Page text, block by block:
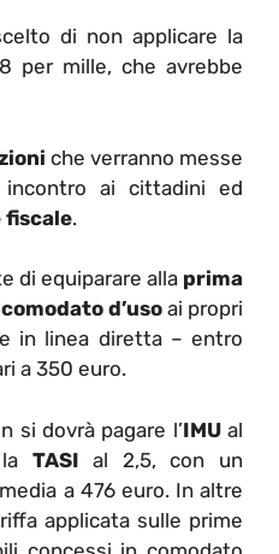
di non applicare la
per mille, che avrebbe
che verranno messe
ai cittadini ed
fiscale.
di equiparare alla prima
comodato d’uso ai propri
in linea diretta – entro
a 350 euro.
si dovrà pagare l’IMUal
TASI al 2,5, con un
a 476 euro. In altre
applicata sulle prime